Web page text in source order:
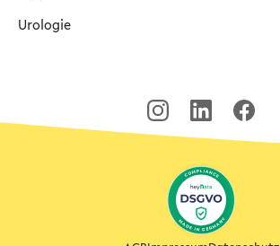
Urologie